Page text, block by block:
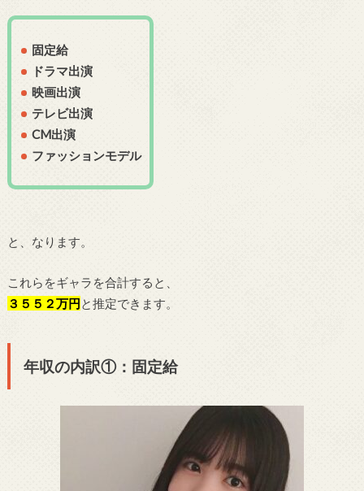
固定給
ドラマ出演
映画出演
テレビ出演
CM出演
ファッションモデル
と、なります。
これらをギャラを合計すると、
３５５２万円と推定できます。
年収の内訳①：固定給